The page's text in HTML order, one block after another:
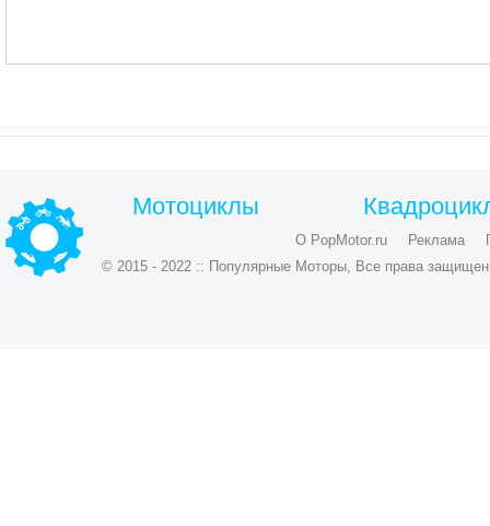
Мотоциклы
О PopMotor.ru Реклама
© 2015 - 2022 :: Популярные Моторы, Все права